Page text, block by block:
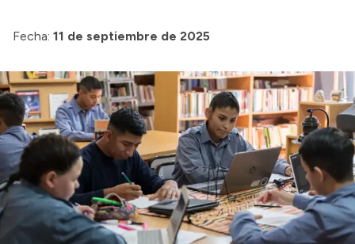
Fecha: 11 de septiembre de 2025